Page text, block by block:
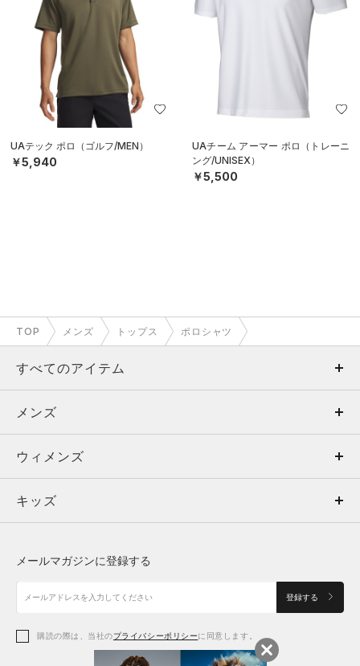
UAテック ポロ（ゴルフ/MEN）
￥5,940
UAチーム アーマー ポロ（トレーニ
ング/UNISEX）
￥5,500
TOP メンズ トップス ポロシャツ
すべてのアイテム
メンズ
ウィメンズ
キッズ
アクセサリー
メンズ
トップス
ボトムス
アクセサリー
ウィメンズ
トップス
シューズ
アクセサリー
キッズ
シューズ
メールマガジンに登録する
登録する
購読の際は、当社のプライバシーポリシーに同意します。